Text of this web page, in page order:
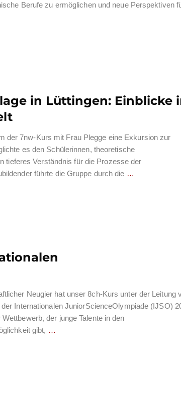
Berufe zu ermöglichen und neue Perspektiven
in Lüttingen: Einblicke
der 7nw-Kurs mit Frau Plegge eine Exkursion zur
es den Schülerinnen, theoretische
tieferes Verständnis für die Prozesse der
führte die Gruppe durch die …
Neugier hat unser 8ch-Kurs unter der Leitung
Internationalen JuniorScienceOlympiade (IJSO)
der junge Talente in den
gibt, …